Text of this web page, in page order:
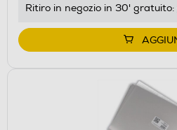
Ritiro in negozio in 30' gratuito: